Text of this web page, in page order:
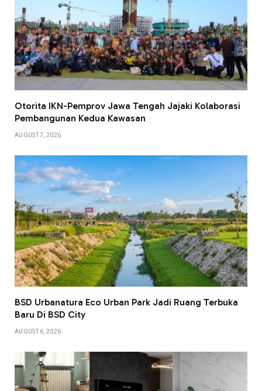
Otorita IKN-Pemprov Jawa Tengah Jajaki Kolaborasi
Pembangunan Kedua Kawasan
AUGUST 7, 2026
BSD Urbanatura Eco Urban Park Jadi Ruang Terbuka
Baru Di BSD City
AUGUST 6, 2026